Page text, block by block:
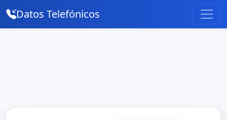
Datos Telefónicos